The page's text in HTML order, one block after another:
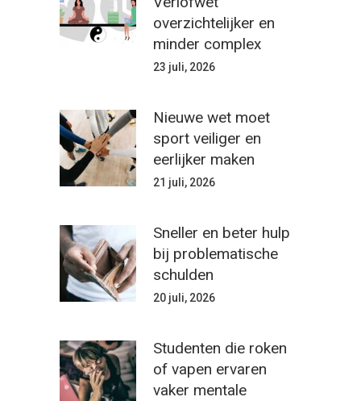
overzichtelijker en
minder complex
23 juli, 2026
Nieuwe wet moet
sport veiliger en
eerlijker maken
21 juli, 2026
Sneller en beter hulp
bij problematische
schulden
20 juli, 2026
Studenten die roken
of vapen ervaren
vaker mentale